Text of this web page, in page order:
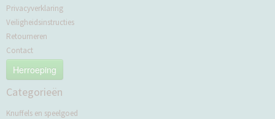
Privacyverklaring
Veiligheidsinstructies
Retourneren
Contact
Herroeping
Categorieën
Knuffels en speelgoed